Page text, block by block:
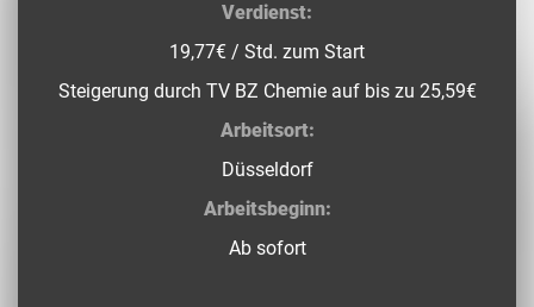
Verdienst:
19,77€ / Std. zum Start
Steigerung durch TV BZ Chemie auf bis zu 25,59€
Arbeitsort:
Düsseldorf
Arbeitsbeginn:
Ab sofort